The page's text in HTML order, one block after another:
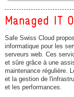
Managed IT
Safe Swiss Cloud
informatique pour les
serveurs web. Ces
et sûre grâce à une
maintenance régulière.
et la gestion de
et les performances.